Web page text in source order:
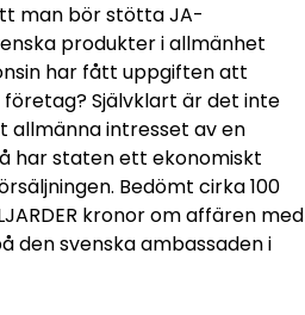
man bör stötta JA-
produkter i allmänhet
har fått uppgiften att
Självklart är det inte
allmänna intresset av en
har staten ett ekonomiskt
Bedömt cirka 100
kronor om affären med
den svenska ambassaden i